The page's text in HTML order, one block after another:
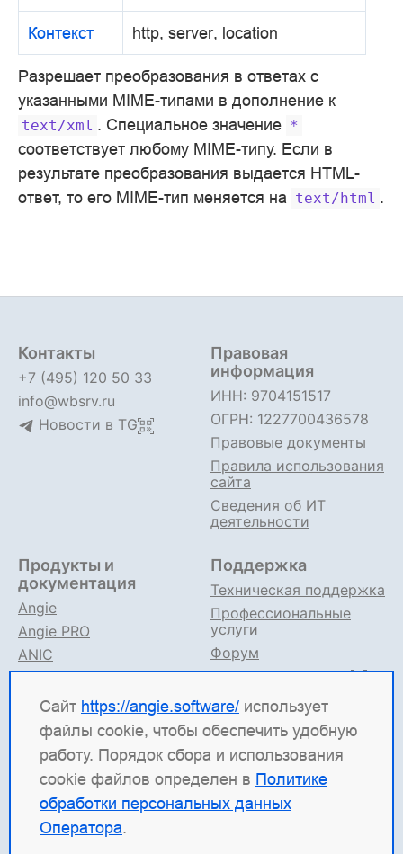
Контекст http, server, location
Разрешает преобразования в ответах с
указанными MIME-типами в дополнение к
text/xml . Специальное значение *
соответствует любому MIME-типу. Если в
результате преобразования выдается HTML-
ответ, то его MIME-тип меняется на text/html .
Сайт https://angie.software/ использует
файлы cookie, чтобы обеспечить удобную
работу. Порядок сбора и использования
cookie файлов определен в Политике
обработки персональных данных
Оператора.
Контакты
+7 (495) 120 50 33
info@wbsrv.ru
Новости в TG
Правовая
информация
ИНН: 9704151517
ОГРН: 1227700436578
Правовые документы
Правила использования
сайта
Сведения об ИТ
деятельности
Продукты и
документация
Angie
Angie PRO
ANIC
Angie ADC
Документация
Поддержка
Техническая поддержка
Профессиональные
услуги
Форум
Поддержка в TG
Angie Software(ООО "Веб-Сервер") — российская
ИТ-компания, которая развивает решения для
высоконагруженных систем. Среди наших
продуктов: система балансировки
(контроллер доставки приложений), веб-сервер